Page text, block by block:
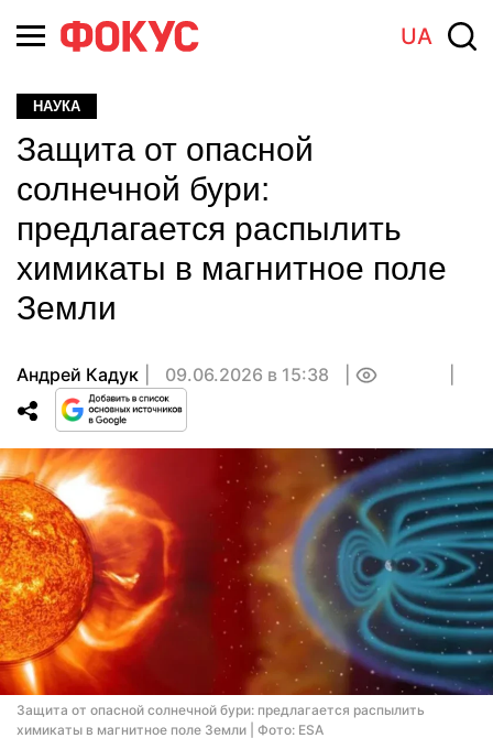
UA
НАУКА
Защита от опасной
солнечной бури:
предлагается распылить
химикаты в магнитное поле
Земли
Андрей Кадук 09.06.2026 в 15:38
Защита от опасной солнечной бури: предлагается распылить
химикаты в магнитное поле Земли | Фото: ESA